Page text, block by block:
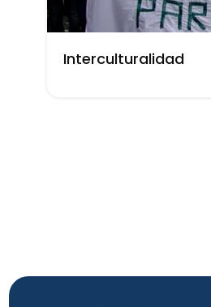
Interculturalidad